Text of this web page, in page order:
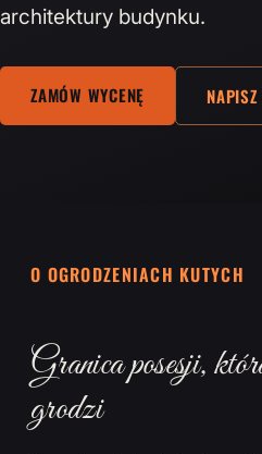
architektury budynku.
ZAMÓW WYCENĘ
O OGRODZENIACH KUTYCH
Granica posesji,
grodzi